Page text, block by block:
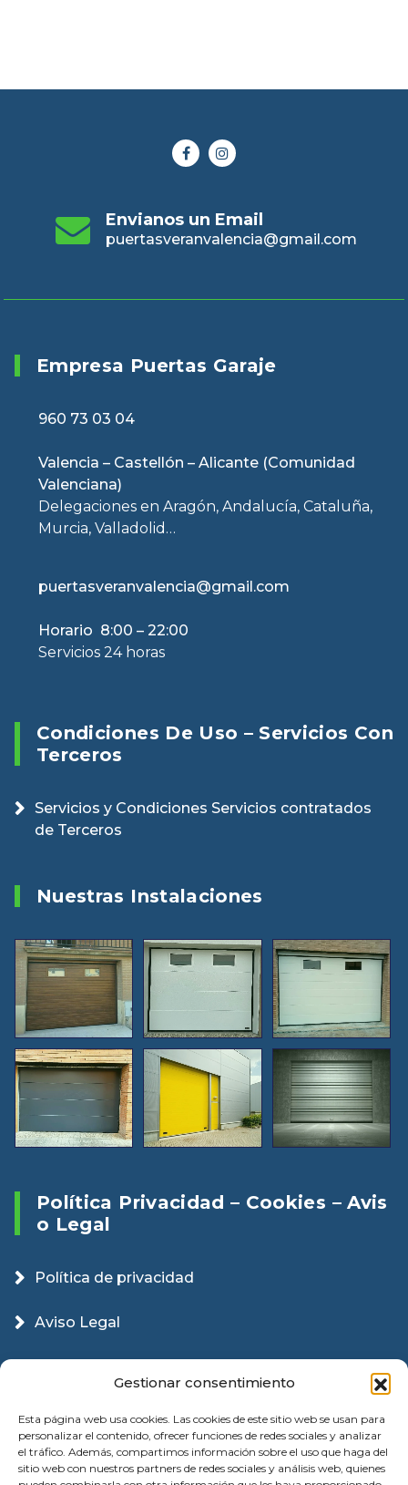
Gestionar consentimiento
Esta página web usa cookies. Las cookies de este sitio web se usan para
personalizar el contenido, ofrecer funciones de redes sociales y analizar
el tráfico. Además, compartimos información sobre el uso que haga del
sitio web con nuestros partners de redes sociales y análisis web, quienes
Envianos un Email
puertasveranvalencia@gmail.com
Empresa Puertas Garaje
960 73 03 04
Valencia – Castellón – Alicante (Comunidad
Valenciana)
Delegaciones en Aragón, Andalucía, Cataluña,
Murcia, Valladolid…
puertasveranvalencia@gmail.com
Horario 8:00 – 22:00
Servicios 24 horas
Condiciones De Uso – Servicios Con
Terceros
Servicios y Condiciones Servicios contratados
de Terceros
Nuestras Instalaciones
Política Privacidad – Cookies – Avis
O Legal
Política de privacidad
Aviso Legal